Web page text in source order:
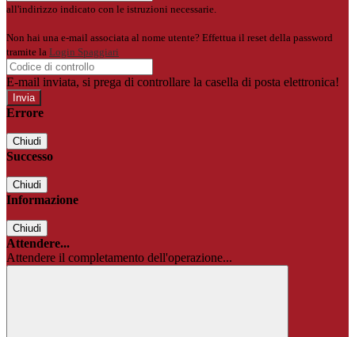
all'indirizzo indicato con le istruzioni necessarie.
Non hai una e-mail associata al nome utente? Effettua il reset della password
tramite la Login Spaggiari
E-mail inviata, si prega di controllare la casella di posta elettronica!
Errore
Chiudi
Successo
Chiudi
Informazione
Chiudi
Attendere...
Attendere il completamento dell'operazione...